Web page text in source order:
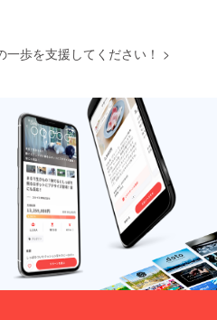
歩を支援してください！ >